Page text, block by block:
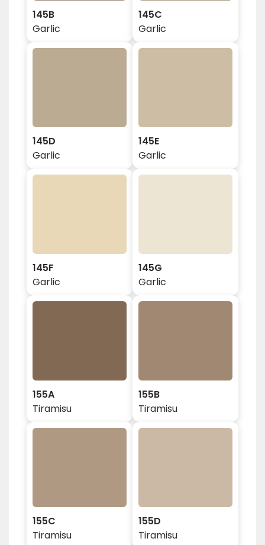
145B
Garlic
145C
Garlic
145D
Garlic
145E
Garlic
145F
Garlic
145G
Garlic
155A
Tiramisu
155B
Tiramisu
155C
Tiramisu
155D
Tiramisu